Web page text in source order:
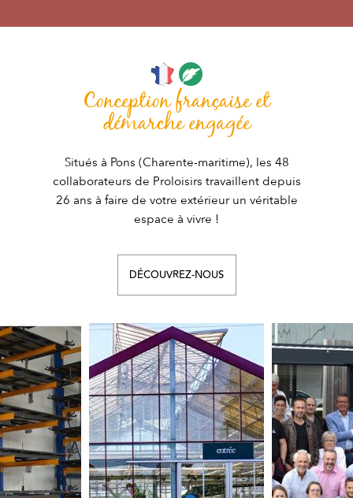
Conception française et
démarche engagée
Situés à Pons (Charente-maritime), les 48
collaborateurs de Proloisirs travaillent depuis
26 ans à faire de votre extérieur un véritable
espace à vivre !
DÉCOUVREZ-NOUS